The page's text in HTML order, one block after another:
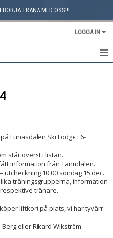
BÖRJA TRÄNA MED OSS!!!
LOGGA IN
Funäsdalen Ski Lodge i 6-
står överst i listan.
information från Tänndalen.
utcheckning 10.00 söndag 15 dec.
träningsgrupperna, information
tränare.
liftkort på plats, vi har tyvärr
eller Rikard Wikström